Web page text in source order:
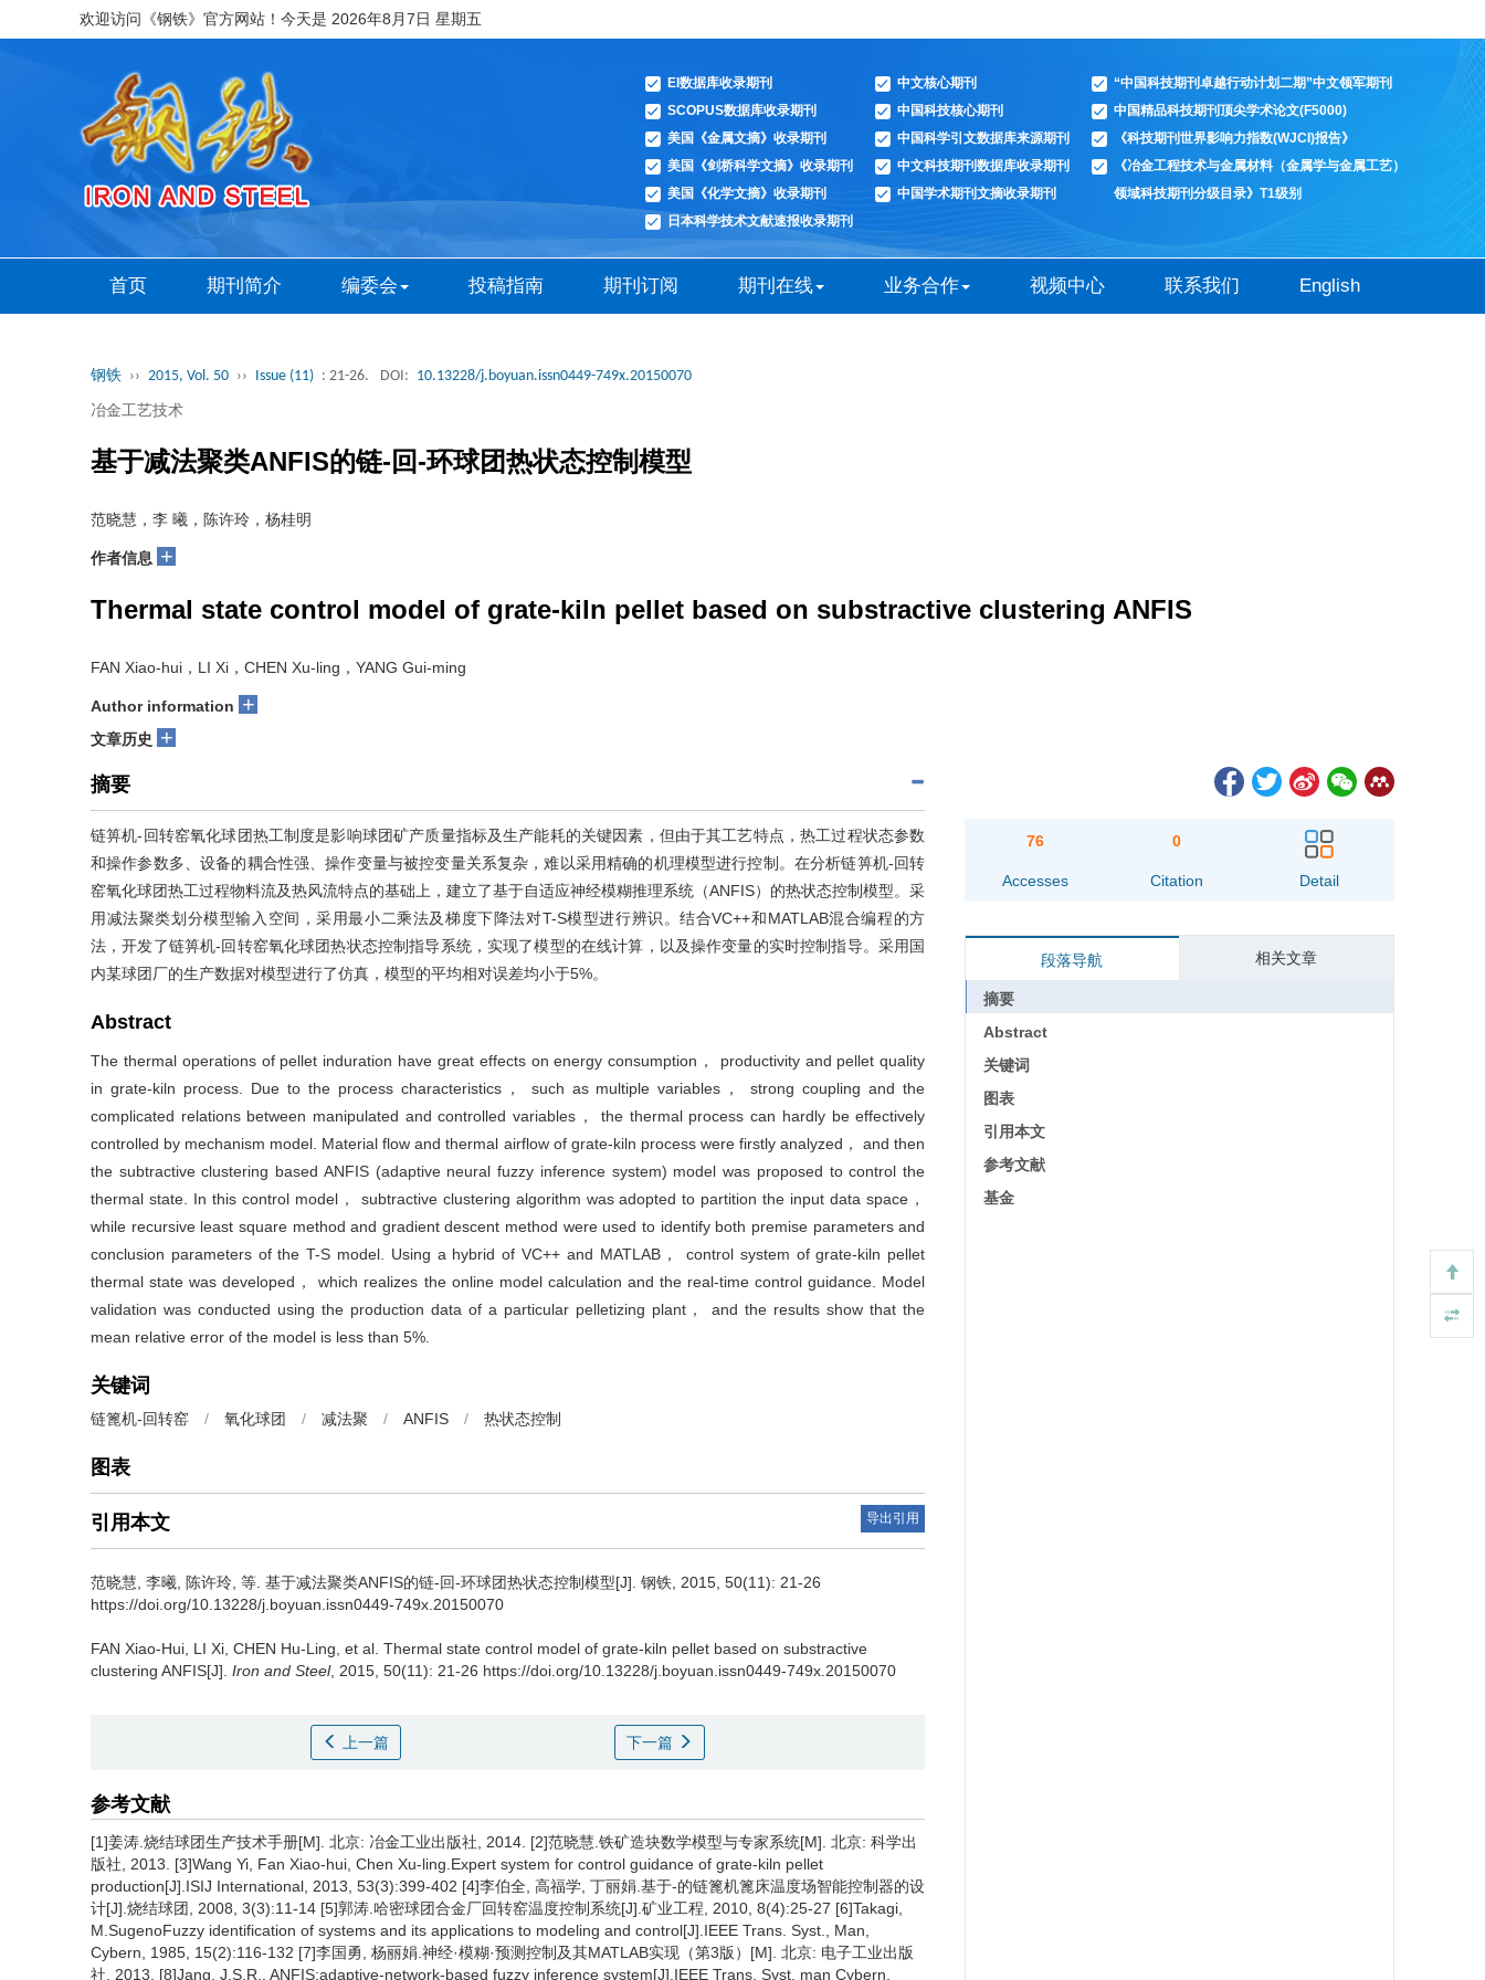
欢迎访问《钢铁》官方网站！今天是 2026年8月7日 星期五
“中国科技期刊卓越行动计划二期”中文领军期刊
中国精品科技期刊顶尖学术论文(F5000)
《科技期刊世界影响力指数(WJCI)报告》
《冶金工程技术与金属材料（金属学与金属工艺）
领域科技期刊分级目录》T1级别
中文核心期刊
中国科技核心期刊
中国科学引文数据库来源期刊
中文科技期刊数据库收录期刊
中国学术期刊文摘收录期刊
EI数据库收录期刊
SCOPUS数据库收录期刊
美国《金属文摘》收录期刊
美国《剑桥科学文摘》收录期刊
美国《化学文摘》收录期刊
日本科学技术文献速报收录期刊
首页 期刊简介 编委会 投稿指南 期刊订阅 期刊在线 业务合作 视频中心 联系我们 English
钢铁 ›› 2015, Vol. 50 ›› Issue (11) : 21-26. DOI: 10.13228/j.boyuan.issn0449-749x.20150070
冶金工艺技术
基于减法聚类ANFIS的链-回-环球团热状态控制模型
范晓慧，李 曦，陈许玲，杨桂明
作者信息 +
Thermal state control model of grate-kiln pellet based on substractive clustering ANFIS
FAN Xiao-hui，LI Xi，CHEN Xu-ling，YANG Gui-ming
Author information +
文章历史 +
摘要
链箅机-回转窑氧化球团热工制度是影响球团矿产质量指标及生产能耗的关键因素，但由于其工艺特点，热工过程状态参数
和操作参数多、设备的耦合性强、操作变量与被控变量关系复杂，难以采用精确的机理模型进行控制。在分析链箅机-回转
窑氧化球团热工过程物料流及热风流特点的基础上，建立了基于自适应神经模糊推理系统（ANFIS）的热状态控制模型。采
用减法聚类划分模型输入空间，采用最小二乘法及梯度下降法对T-S模型进行辨识。结合VC++和MATLAB混合编程的方
法，开发了链箅机-回转窑氧化球团热状态控制指导系统，实现了模型的在线计算，以及操作变量的实时控制指导。采用国
内某球团厂的生产数据对模型进行了仿真，模型的平均相对误差均小于5%。
Abstract
The thermal operations of pellet induration have great effects on energy consumption， productivity and pellet quality
in grate-kiln process. Due to the process characteristics， such as multiple variables， strong coupling and the
complicated relations between manipulated and controlled variables， the thermal process can hardly be effectively
controlled by mechanism model. Material flow and thermal airflow of grate-kiln process were firstly analyzed， and then
the subtractive clustering based ANFIS (adaptive neural fuzzy inference system) model was proposed to control the
thermal state. In this control model， subtractive clustering algorithm was adopted to partition the input data space，
while recursive least square method and gradient descent method were used to identify both premise parameters and
conclusion parameters of the T-S model. Using a hybrid of VC++ and MATLAB， control system of grate-kiln pellet
thermal state was developed， which realizes the online model calculation and the real-time control guidance. Model
validation was conducted using the production data of a particular pelletizing plant， and the results show that the
mean relative error of the model is less than 5%.
关键词
链篦机-回转窑 / 氧化球团 / 减法聚 / ANFIS / 热状态控制
图表
引用本文 导出引用
范晓慧 李曦 陈许玲 等 基于减法聚类ANFIS的链-回-环球团热状态控制模型[J]. 钢铁, 2015, 50(11): 21-26
https://doi.org/10.13228/j.boyuan.issn0449-749x.20150070
FAN Xiao-Hui LI Xi CHEN Hu-Ling et al Thermal state control model of grate-kiln pellet based on substractive
clustering ANFIS[J]. Iron and Steel, 2015, 50(11): 21-26 https://doi.org/10.13228/j.boyuan.issn0449-749x.20150070
上一篇 下一篇
参考文献
[1]姜涛.烧结球团生产技术手册[M]. 北京: 冶金工业出版社, 2014. [2]范晓慧.铁矿造块数学模型与专家系统[M]. 北京: 科学出
版社, 2013. [3]Wang Yi, Fan Xiao-hui, Chen Xu-ling.Expert system for control guidance of grate-kiln pellet
production[J].ISIJ International, 2013, 53(3):399-402 [4]李伯全, 高福学, 丁丽娟.基于-的链篦机篦床温度场智能控制器的设
计[J].烧结球团, 2008, 3(3):11-14 [5]郭涛.哈密球团合金厂回转窑温度控制系统[J].矿业工程, 2010, 8(4):25-27 [6]Takagi,
M.SugenoFuzzy identification of systems and its applications to modeling and control[J].IEEE Trans. Syst., Man,
Cybern, 1985, 15(2):116-132 [7]李国勇, 杨丽娟.神经·模糊·预测控制及其MATLAB实现（第3版）[M]. 北京: 电子工业出版
社, 2013. [8]Jang, J.S.R.. ANFIS:adaptive-network-based fuzzy inference system[J].IEEE Trans. Syst. man Cybern,
76
Accesses
0
Citation Detail
段落导航 相关文章
摘要
Abstract
关键词
图表
引用本文
参考文献
基金